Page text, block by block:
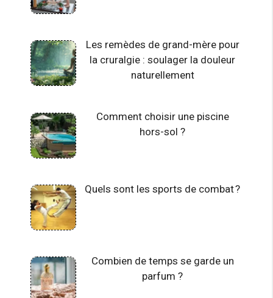
Les remèdes de grand-mère pour
la cruralgie : soulager la douleur
naturellement
Comment choisir une piscine
hors-sol ?
Quels sont les sports de combat ?
Combien de temps se garde un
parfum ?